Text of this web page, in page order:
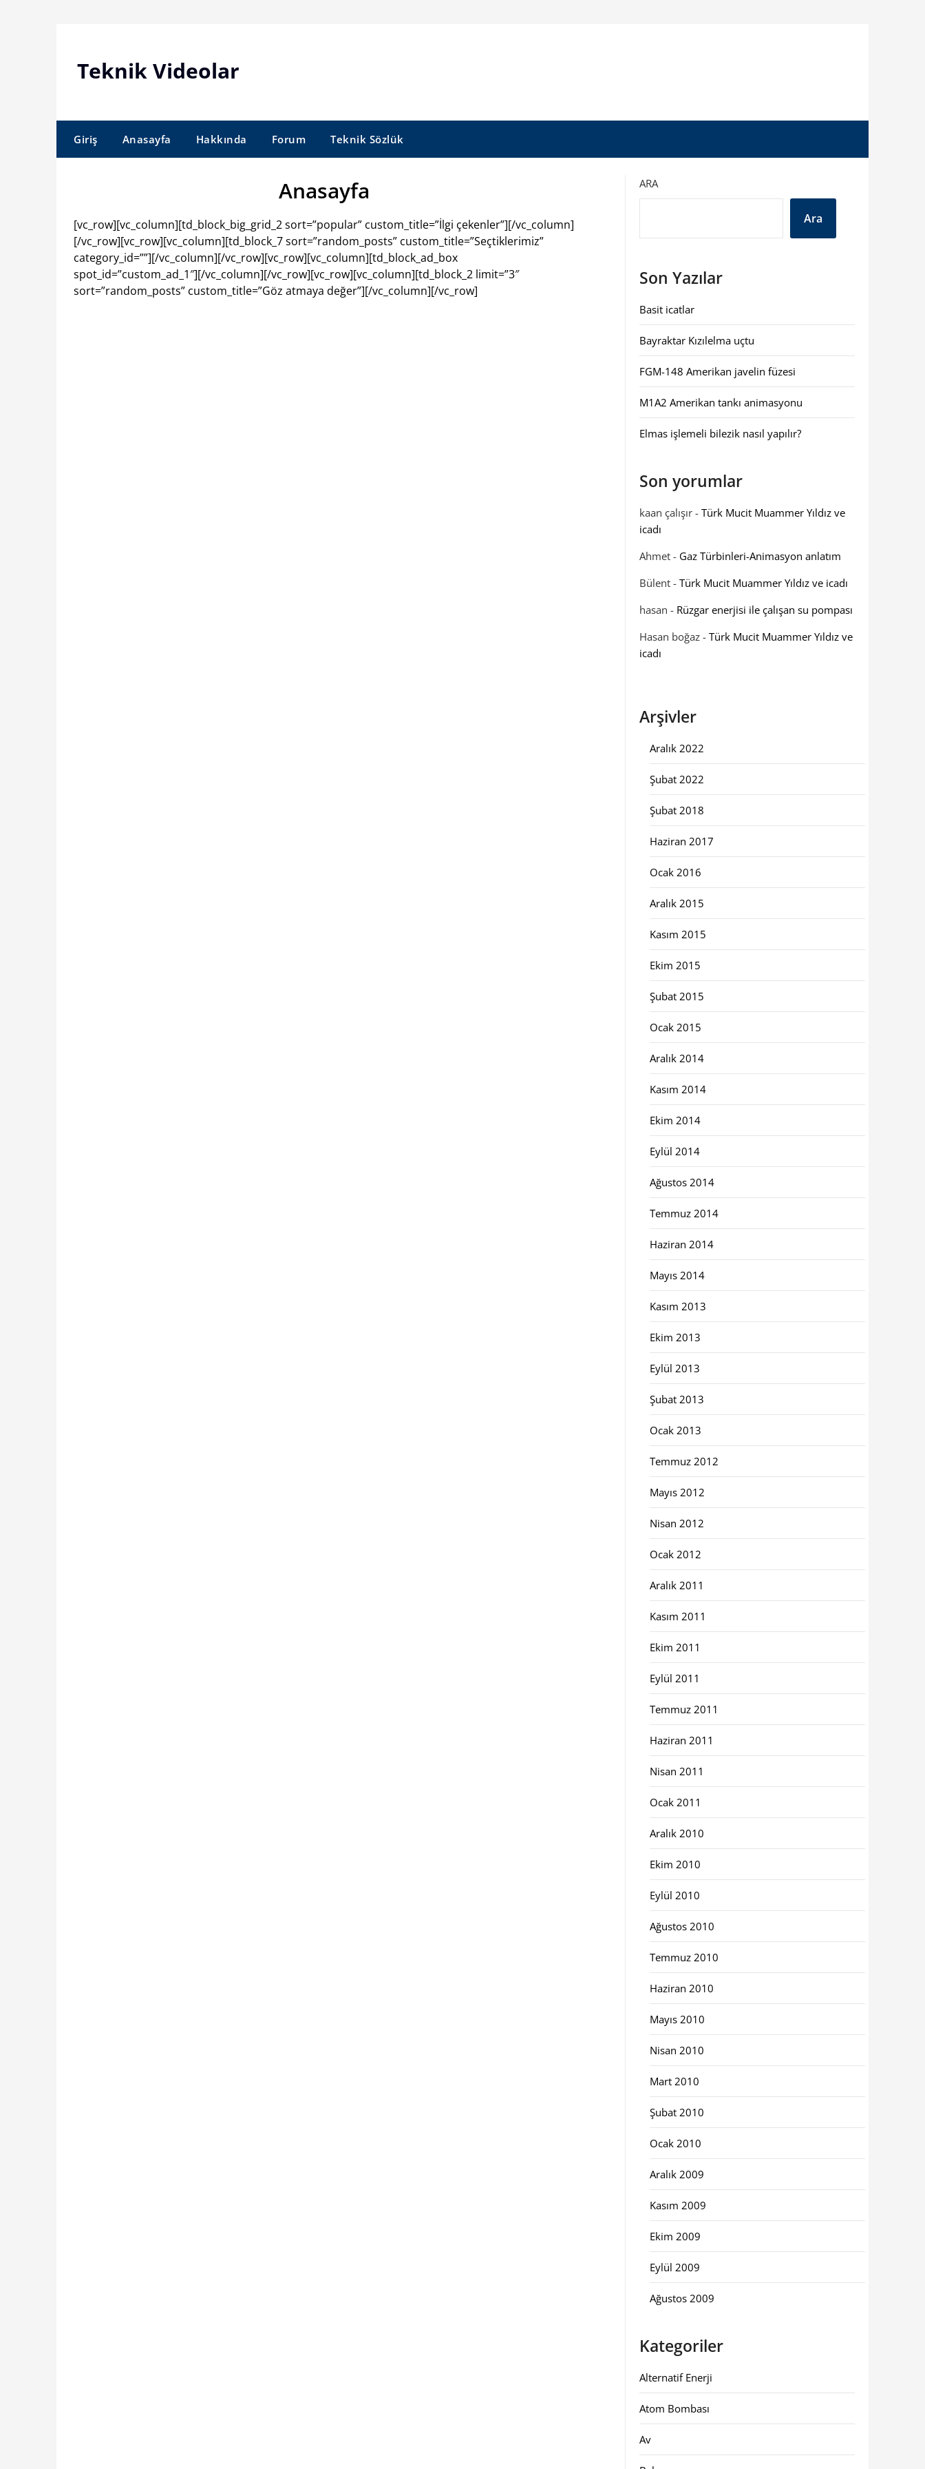
Teknik Videolar
Giriş Anasayfa Hakkında Forum Teknik Sözlük
Anasayfa
[vc_row][vc_column][td_block_big_grid_2 sort=”popular” custom_title=”İlgi çekenler”][/vc_column]
[/vc_row][vc_row][vc_column][td_block_7 sort=”random_posts” custom_title=”Seçtiklerimiz”
category_id=””][/vc_column][/vc_row][vc_row][vc_column][td_block_ad_box
spot_id=”custom_ad_1″][/vc_column][/vc_row][vc_row][vc_column][td_block_2 limit=”3″
sort=”random_posts” custom_title=”Göz atmaya değer”][/vc_column][/vc_row]
ARA
Ara
Son Yazılar
Basit icatlar
Bayraktar Kızılelma uçtu
FGM-148 Amerikan javelin füzesi
M1A2 Amerikan tankı animasyonu
Elmas işlemeli bilezik nasıl yapılır?
Son yorumlar
kaan çalışır- Türk Mucit Muammer Yıldız ve
icadı
Ahmet- Gaz Türbinleri-Animasyon anlatım
Bülent- Türk Mucit Muammer Yıldız ve icadı
hasan - Rüzgar enerjisi ile çalışan su pompası
Hasan boğaz- Türk Mucit Muammer Yıldız ve
icadı
Arşivler
Aralık 2022
Şubat 2022
Şubat 2018
Haziran 2017
Ocak 2016
Aralık 2015
Kasım 2015
Ekim 2015
Şubat 2015
Ocak 2015
Aralık 2014
Kasım 2014
Ekim 2014
Eylül 2014
Ağustos 2014
Temmuz 2014
Haziran 2014
Mayıs 2014
Kasım 2013
Ekim 2013
Eylül 2013
Şubat 2013
Ocak 2013
Temmuz 2012
Mayıs 2012
Nisan 2012
Ocak 2012
Aralık 2011
Kasım 2011
Ekim 2011
Eylül 2011
Temmuz 2011
Haziran 2011
Nisan 2011
Ocak 2011
Aralık 2010
Ekim 2010
Eylül 2010
Ağustos 2010
Temmuz 2010
Haziran 2010
Mayıs 2010
Nisan 2010
Mart 2010
Şubat 2010
Ocak 2010
Aralık 2009
Kasım 2009
Ekim 2009
Eylül 2009
Ağustos 2009
Kategoriler
Alternatif Enerji
Atom Bombası
Av